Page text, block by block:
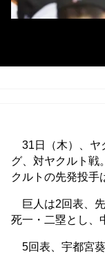
31日（木）、ヤ
グ、対ヤクルト戦
クルトの先発投手
巨人は2回表、
死一・二塁とし、
5回表、宇都宮